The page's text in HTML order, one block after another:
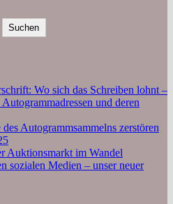
Suchen
Wo sich das Schreiben lohnt –
und deren
Autogrammsammelns zerstören
Auktionsmarkt im Wandel
sozialen Medien – unser neuer